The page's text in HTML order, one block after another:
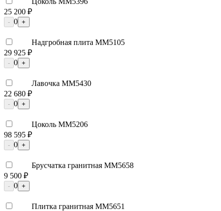
25 200 ₽
- 0 +
Надгробная плита ММ5105
29 925 ₽
- 0 +
Лавочка ММ5430
22 680 ₽
- 0 +
Цоколь ММ5206
98 595 ₽
- 0 +
Брусчатка гранитная ММ5658
9 500 ₽
- 0 +
Плитка гранитная ММ5651